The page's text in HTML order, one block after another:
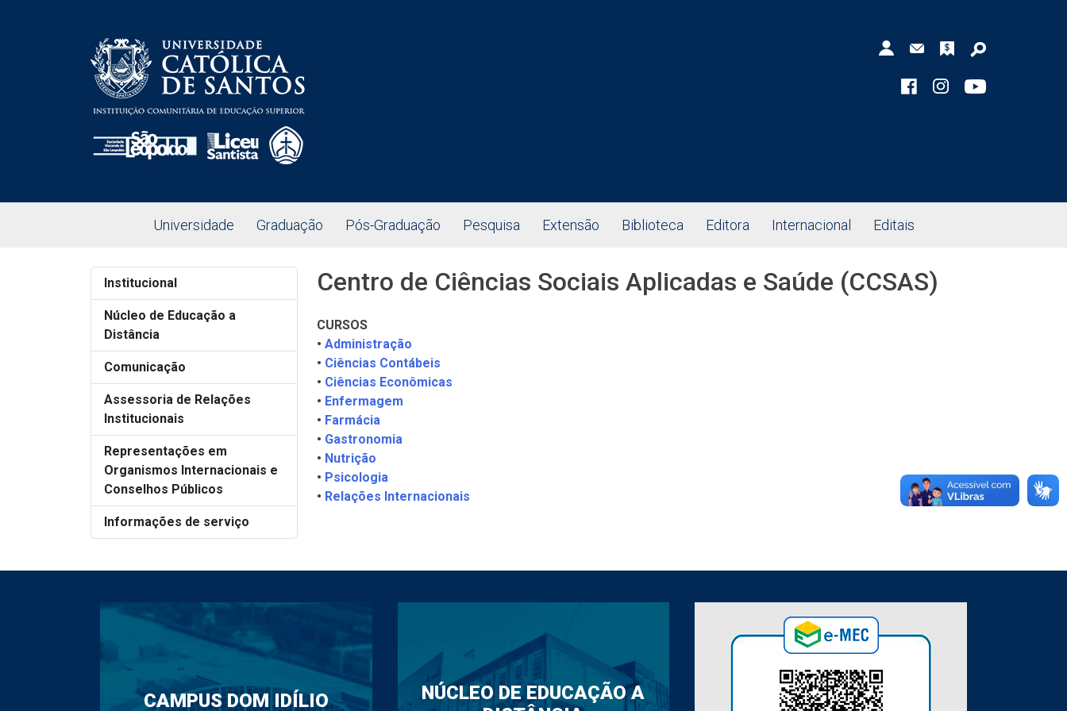
Universidade Graduação Pós-Graduação Pesquisa Extensão Biblioteca Editora Internacional Editais
Institucional
Núcleo de Educação a
Distância
Comunicação
Assessoria de Relações
Institucionais
Representações em
Organismos Internacionais e
Conselhos Públicos
Informações de serviço
Centro de Ciências Sociais Aplicadas e Saúde (CCSAS)
CURSOS
• Administração
• Ciências Contábeis
• Ciências Econômicas
• Enfermagem
• Farmácia
• Gastronomia
• Nutrição
• Psicologia
• Relações Internacionais
CAMPUS DOM IDÍLIO
NÚCLEO DE EDUCAÇÃO A